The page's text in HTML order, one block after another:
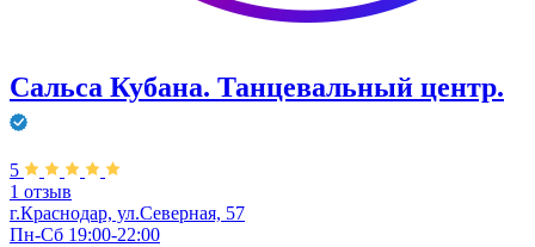
Сальса Кубана. Танцевальный центр.
5
1 отзыв
г.Краснодар, ул.Северная, 57
Пн-Сб 19:00-22:00